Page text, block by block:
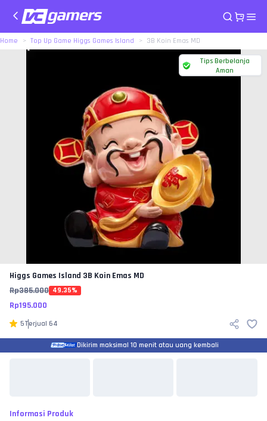
Home Top Up Game Higgs Games Island 3B Koin Emas MD
Tips Berbelanja
Aman
Higgs Games Island 3B Koin Emas MD
Rp385.000 49.35%
Rp195.000
5Terjual 64
Dikirim maksimal 10 menit atau uang kembali
Informasi Produk